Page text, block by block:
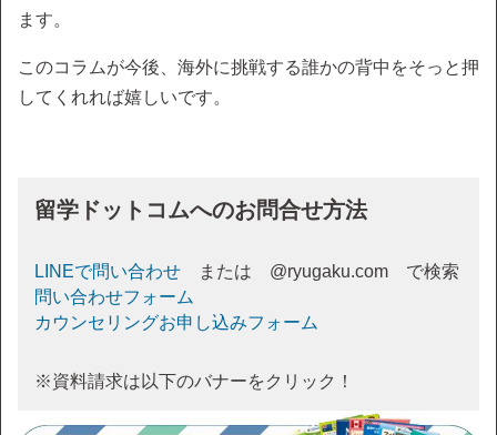
ます。
このコラムが今後、海外に挑戦する誰かの背中をそっと押
してくれれば嬉しいです。
留学ドットコムへのお問合せ方法
LINEで問い合わせ または @ryugaku.com で検索
問い合わせフォーム
カウンセリングお申し込みフォーム
※資料請求は以下のバナーをクリック！